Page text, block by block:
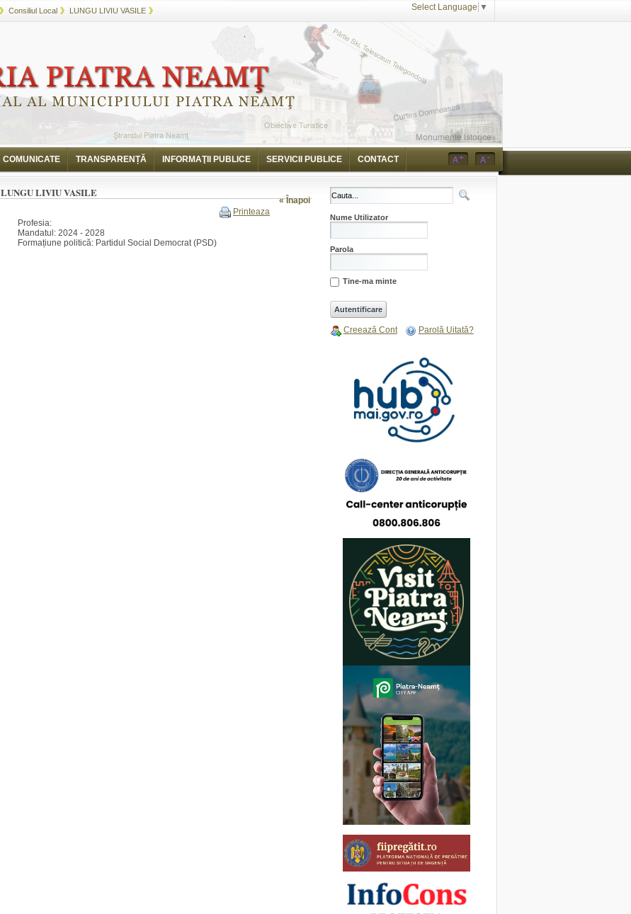
Consiliul Local LUNGU LIVIU VASILE Select Language ▼
COMUNICATE TRANSPARENȚĂ INFORMAŢII PUBLICE SERVICII PUBLICE CONTACT
« Înapoi
LUNGU LIVIU VASILE
Printeaza
Profesia:
Mandatul: 2024 - 2028
Formațiune politică: Partidul Social Democrat (PSD)
Nume Utilizator
Parola
Tine-ma minte
Creează Cont Parolă Uitată?